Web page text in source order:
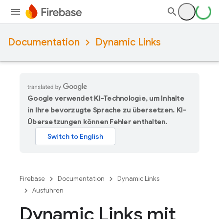
Documentation Dynamic Links
Google verwendet KI-Technologie, um Inhalte
in Ihre bevorzugte Sprache zu übersetzen. KI-
Übersetzungen können Fehler enthalten.
Firebase Documentation
Dynamic Links
Ausführen
Dynamic Links mit